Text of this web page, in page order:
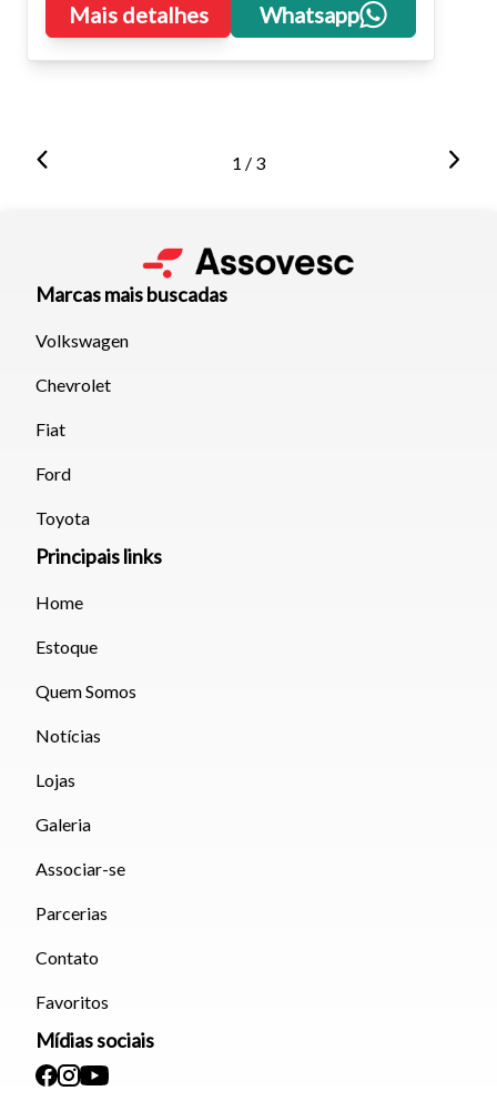
Mais detalhes Whatsapp
1 / 3
Marcas mais buscadas
Volkswagen
Chevrolet
Fiat
Ford
Toyota
Principais links
Home
Estoque
Quem Somos
Notícias
Lojas
Galeria
Associar-se
Parcerias
Contato
Favoritos
Mídias sociais